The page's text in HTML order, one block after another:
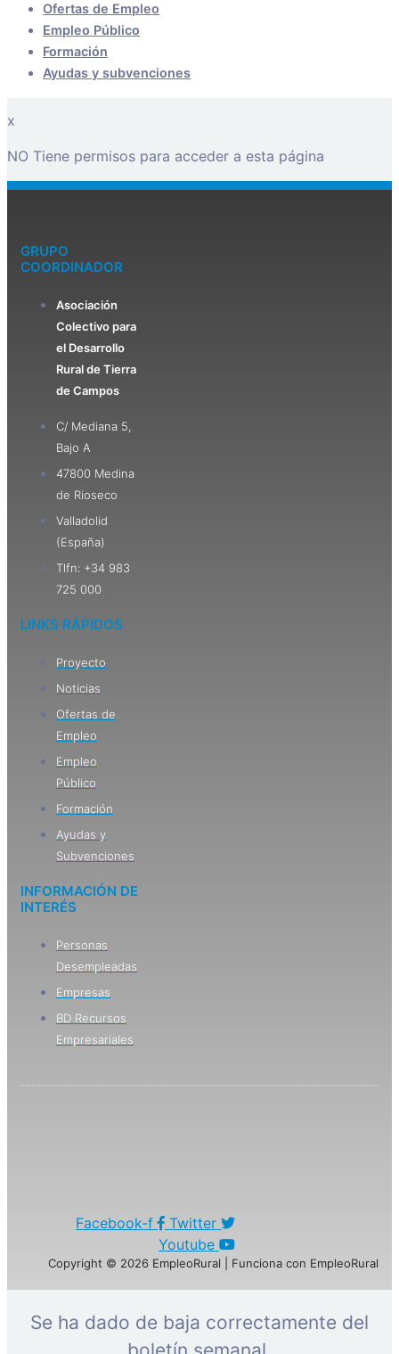
Ofertas de Empleo
Empleo Público
Formación
Ayudas y subvenciones
x
NO Tiene permisos para acceder a esta página
GRUPO
COORDINADOR
Asociación
Colectivo para
el Desarrollo
Rural de Tierra
de Campos
C/ Mediana 5,
Bajo A
47800 Medina
de Rioseco
Valladolid
(España)
Tlfn: +34 983
725 000
LINKS RÁPIDOS
Proyecto
Noticias
Ofertas de
Empleo
Empleo
Público
Formación
Ayudas y
Subvenciones
INFORMACIÓN DE
INTERÉS
Personas
Desempleadas
Empresas
BD Recursos
Empresariales
Facebook-f
Twitter
Youtube
Copyright © 2026 EmpleoRural | Funciona con EmpleoRural
Se ha dado de baja correctamente del